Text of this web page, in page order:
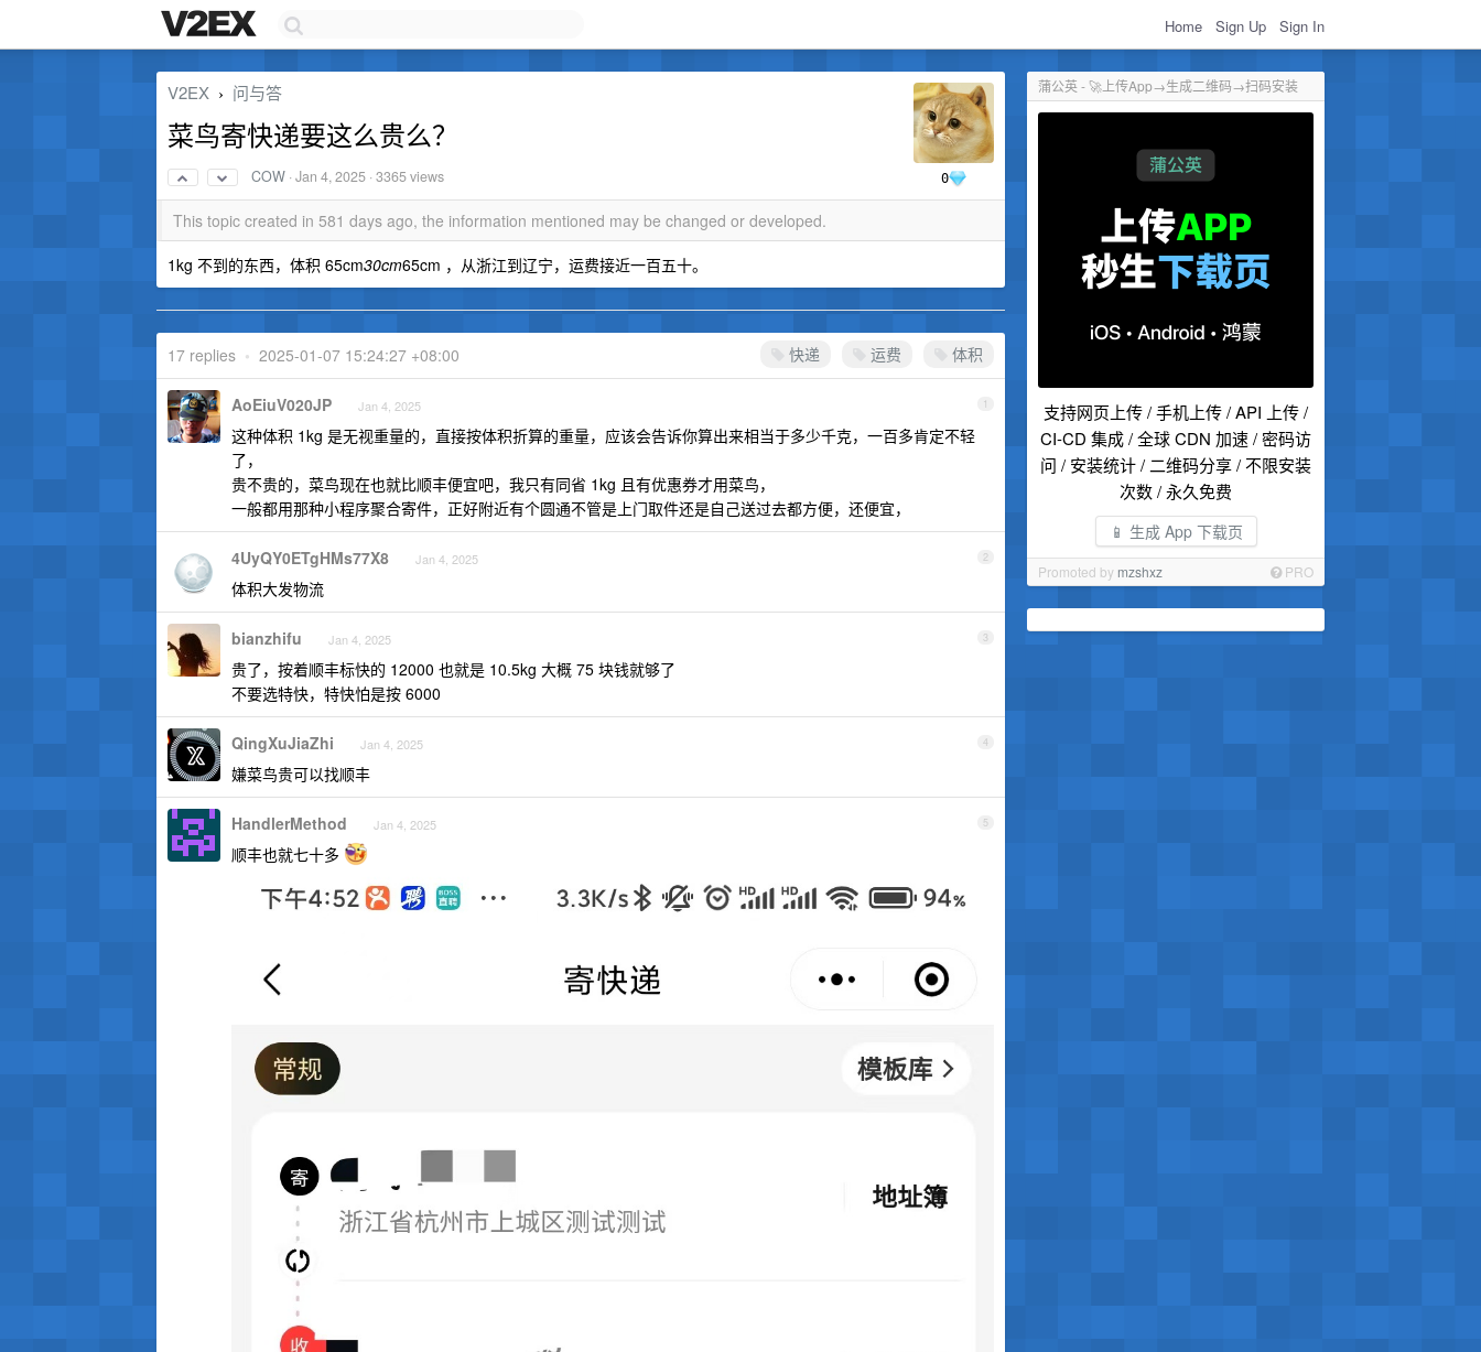
Home Sign Up Sign In
蒲公英 - 🚀上传App→生成二维码→扫码安装
支持网页上传 / 手机上传 / API 上传 /
CI-CD 集成 / 全球 CDN 加速 / 密码访
问 / 安装统计 / 二维码分享 / 不限安装
次数 / 永久免费
📱 生成 App 下载页
Promoted by mzshxz PRO
0
V2EX › 问与答
菜鸟寄快递要这么贵么？
COW ·Jan 4, 2025 · 3365 views
This topic created in 581 days ago, the information mentioned may be changed or developed.
1kg 不到的东西，体积 65cm30cm65cm ，从浙江到辽宁，运费接近一百五十。
快递 运费 体积
17 replies • 2025-01-07 15:24:27 +08:00
1
AoEiuV020JP Jan 4, 2025
这种体积 1kg 是无视重量的，直接按体积折算的重量，应该会告诉你算出来相当于多少千克，一百多肯定不轻
了，
贵不贵的，菜鸟现在也就比顺丰便宜吧，我只有同省 1kg 且有优惠券才用菜鸟，
一般都用那种小程序聚合寄件，正好附近有个圆通不管是上门取件还是自己送过去都方便，还便宜，
2
4UyQY0ETgHMs77X8 Jan 4, 2025
体积大发物流
3
bianzhifu Jan 4, 2025
贵了，按着顺丰标快的 12000 也就是 10.5kg 大概 75 块钱就够了
不要选特快，特快怕是按 6000
4
QingXuJiaZhi Jan 4, 2025
嫌菜鸟贵可以找顺丰
5
HandlerMethod Jan 4, 2025
顺丰也就七十多